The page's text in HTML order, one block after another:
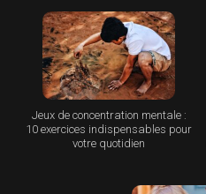
Jeux de concentration mentale :
10 exercices indispensables pour
votre quotidien